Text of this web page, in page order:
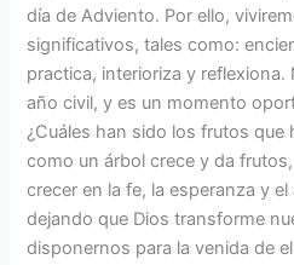
día de Adviento. Por ello,
significativos, tales como:
practica, interioriza y
año civil, y es un momento
¿Cuáles han sido los frutos que
como un árbol crece y da
crecer en la fe, la esperanza y
dejando que Dios transforme
disponernos para la venida de